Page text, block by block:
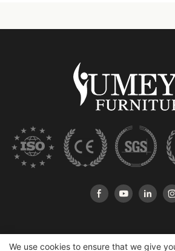
We use cookies to ensure that we give